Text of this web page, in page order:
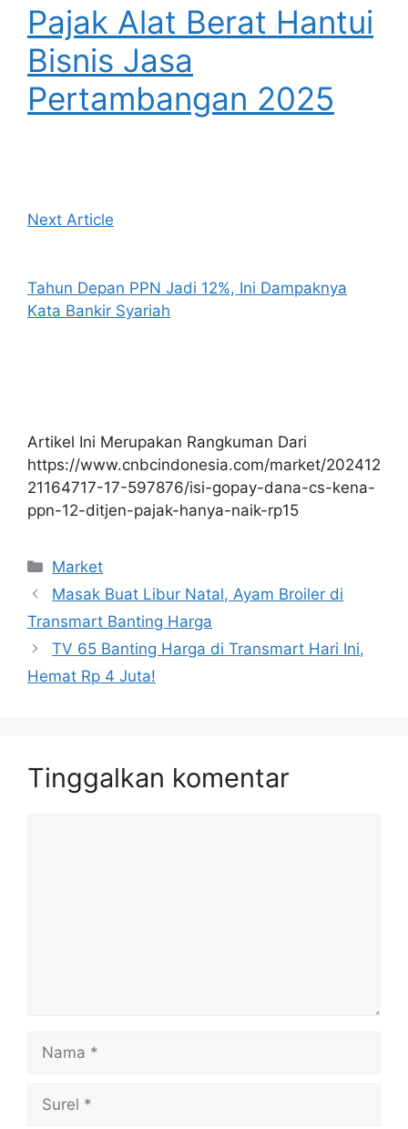
Pajak Alat Berat Hantui
Bisnis Jasa
Pertambangan 2025
Next Article
Tahun Depan PPN Jadi 12%, Ini Dampaknya
Kata Bankir Syariah
Artikel Ini Merupakan Rangkuman Dari
https://www.cnbcindonesia.com/market/202412
21164717-17-597876/isi-gopay-dana-cs-kena-
ppn-12-ditjen-pajak-hanya-naik-rp15
Kategori
Market
Masak Buat Libur Natal, Ayam Broiler di
Transmart Banting Harga
TV 65 Banting Harga di Transmart Hari Ini,
Hemat Rp 4 Juta!
Tinggalkan komentar